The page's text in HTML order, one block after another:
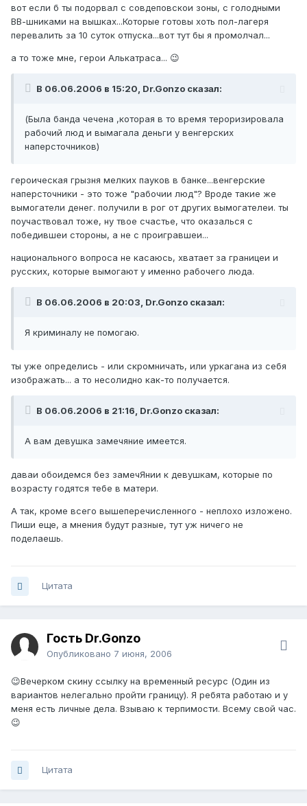
вот если б ты подорвал с совдеповскои зоны, с голодными
ВВ-шниками на вышках...Которые готовы хоть пол-лагеря
перевалить за 10 суток отпуска...вот тут бы я промолчал...
а то тоже мне, герои Алькатраса... 😉
В 06.06.2006 в 15:20, Dr.Gonzo сказал:
(Была банда чечена ,которая в то время тероризировала
рабочий люд и вымагала деньги у венгерских
наперсточников)
героическая грызня мелких пауков в банке...венгерские
наперсточники - это тоже "рабочии люд"? Вроде такие же
вымогатели денег. получили в рог от других вымогателеи. ты
поучаствовал тоже, ну твое счастье, что оказалься с
победившеи стороны, а не с проигравшеи...
национального вопроса не касаюсь, хватает за границеи и
русских, которые вымогают у именно рабочего люда.
В 06.06.2006 в 20:03, Dr.Gonzo сказал:
Я криминалу не помогаю.
ты уже определись - или скромничать, или уркагана из себя
изображать... а то несолидно как-то получается.
В 06.06.2006 в 21:16, Dr.Gonzo сказал:
А вам девушка замечяние имеется.
даваи обоидемся без замечЯнии к девушкам, которые по
возрасту годятся тебе в матери.
А так, кроме всего вышеперечисленного - неплохо изложено.
Пиши еще, а мнения будут разные, тут уж ничего не
поделаешь.
Цитата
Гость Dr.Gonzo
Опубликовано 7 июня, 2006
😉Вечерком скину ссылку на временный ресурс (Один из
вариантов нелегально пройти границу). Я ребята работаю и у
меня есть личные дела. Взываю к терпимости. Всему свой час.
😉
Цитата